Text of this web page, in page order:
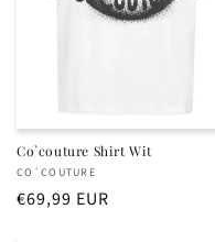
Co`couture Shirt Wit
Verkoper:
CO`COUTURE
Normale
€69,99 EUR